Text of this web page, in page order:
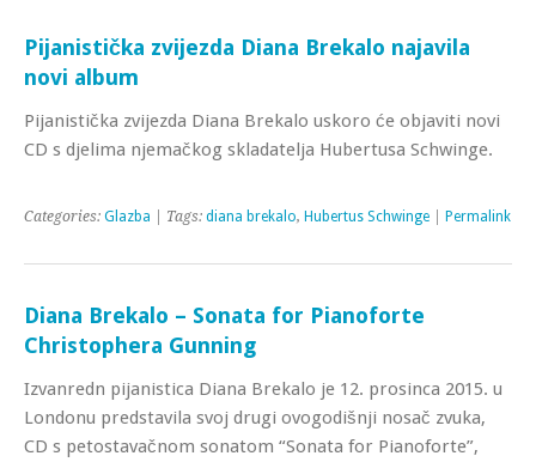
Pijanistička zvijezda Diana Brekalo najavila
novi album
Pijanistička zvijezda Diana Brekalo uskoro će objaviti novi
CD s djelima njemačkog skladatelja Hubertusa Schwinge.
Categories: Glazba | Tags: diana brekalo, Hubertus Schwinge Permalink
Diana Brekalo – Sonata for Pianoforte
Christophera Gunning
Izvanredn pijanistica Diana Brekalo je 12. prosinca 2015. u
Londonu predstavila svoj drugi ovogodišnji nosač zvuka,
CD s petostavačnom sonatom “Sonata for Pianoforte”,